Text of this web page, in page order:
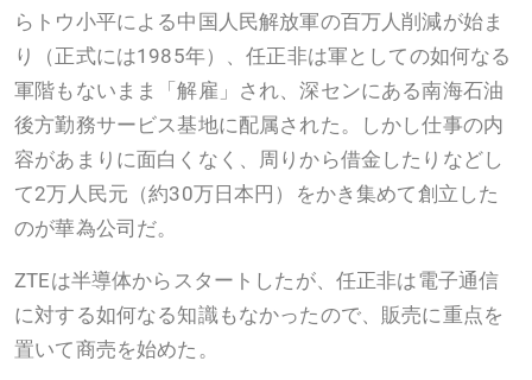
らトウ小平による中国人民解放軍の百万人削減が始ま
り（正式には1985年）、任正非は軍としての如何なる
軍階もないまま「解雇」され、深センにある南海石油
後方勤務サービス基地に配属された。しかし仕事の内
容があまりに面白くなく、周りから借金したりなどし
て2万人民元（約30万日本円）をかき集めて創立した
のが華為公司だ。
ZTEは半導体からスタートしたが、任正非は電子通信
に対する如何なる知識もなかったので、販売に重点を
置いて商売を始めた。